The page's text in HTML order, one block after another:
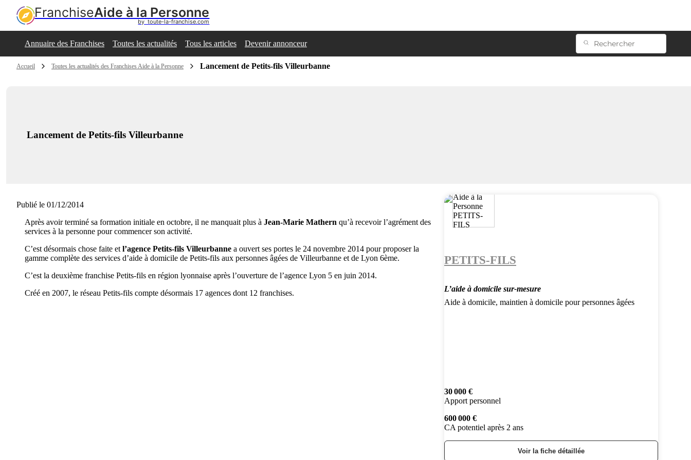
FranchiseAide à la Personne
by  toute-la-franchise.com
Annuaire des Franchises Toutes les actualités Tous les articles Devenir annonceur
Accueil Toutes les actualités des Franchises Aide à la Personne Lancement de Petits-fils Villeurbanne
Lancement de Petits-fils Villeurbanne
Publié le 01/12/2014
Après avoir terminé sa formation initiale en octobre, il ne manquait plus à Jean-Marie Mathern qu’à recevoir l’agrément des
services à la personne pour commencer son activité.
C’est désormais chose faite et l’agence Petits-fils Villeurbanne a ouvert ses portes le 24 novembre 2014 pour proposer la
gamme complète des services d’aide à domicile de Petits-fils aux personnes âgées de Villeurbanne et de Lyon 6ème.
C’est la deuxième franchise Petits-fils en région lyonnaise après l’ouverture de l’agence Lyon 5 en juin 2014.
Créé en 2007, le réseau Petits-fils compte désormais 17 agences dont 12 franchises.
PETITS-FILS
L’aide à domicile sur-mesure
Aide à domicile, maintien à domicile pour personnes âgées
30 000 €
Apport personnel
600 000 €
CA potentiel après 2 ans
Voir la fiche détaillée